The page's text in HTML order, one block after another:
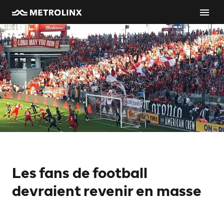
Les fans de football
devraient revenir en masse